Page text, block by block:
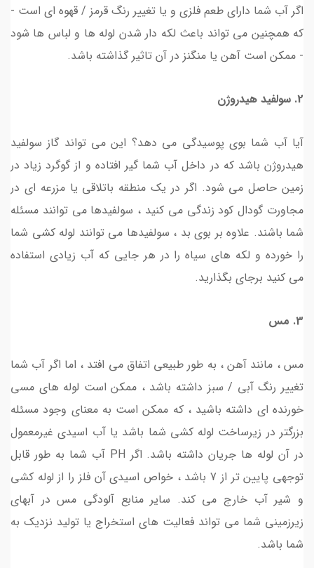
اگر آب شما دارای طعم فلزی و یا تغییر رنگ قرمز / قهوه ای است -
که همچنین می تواند باعث لکه دار شدن لوله ها و لباس ها شود
- ممکن است آهن یا منگنز در آن تاثیر گذاشته باشد.
2. سولفید هیدروژن
آیا آب شما بوی پوسیدگی می دهد؟ این می تواند گاز سولفید
هیدروژن باشد که در داخل آب شما گیر افتاده و از گوگرد زیاد در
زمین حاصل می شود. اگر در یک منطقه باتلاقی یا مزرعه ای در
مجاورت گودال کود زندگی می کنید ، سولفیدها می توانند مسئله
شما باشند. علاوه بر بوی بد ، سولفیدها می توانند لوله کشی شما
را خورده و لکه های سیاه را در هر جایی که آب زیادی استفاده
می کنید برجای بگذارید.
3. مس
مس ، مانند آهن ، به طور طبیعی اتفاق می افتد ، اما اگر آب شما
تغییر رنگ آبی / سبز داشته باشد ، ممکن است لوله های مسی
خورنده ای داشته باشید ، که ممکن است به معنای وجود مسئله
بزرگتر در زیرساخت لوله کشی شما باشد یا آب اسیدی غیرمعمول
در آن لوله ها جریان داشته باشد. اگر PH آب شما به طور قابل
توجهی پایین تر از 7 باشد ، خواص اسیدی آن فلز را از لوله کشی
و شیر آب خارج می کند. سایر منابع آلودگی مس در آبهای
زیرزمینی شما می تواند فعالیت های استخراج یا تولید نزدیک به
شما باشد.